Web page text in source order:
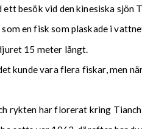
ett besök vid den kinesiska sjön
en fisk som plaskade i
15 meter långt.
kunde vara flera fiskar, men
rykten har florerat kring